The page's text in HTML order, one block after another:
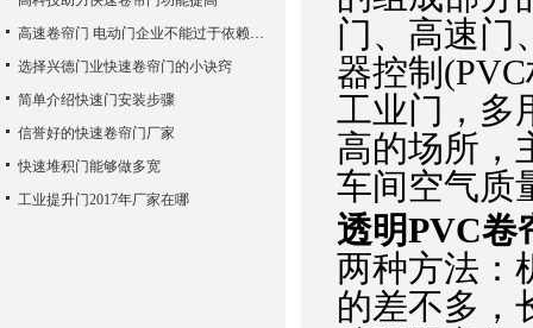
门、高速门
器控制
工业门，多
高的场所，
车间空气质
透明PVC卷
两种方法：
的差不多，
高速卷帘门 电动门企业不能过于依赖广告宣传
选择兴德门业快速卷帘门的小诀窍
简单介绍快速门安装步骤
信誉好的快速卷帘门厂家
快速堆积门能够做多宽
工业提升门2017年厂家在哪